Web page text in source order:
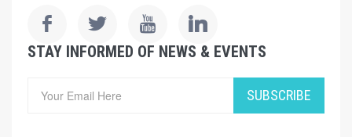
STAY INFORMED OF NEWS & EVENTS
SUBSCRIBE